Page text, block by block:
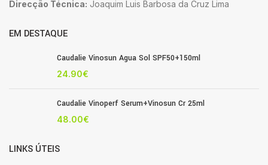
Direcção Técnica: Joaquim Luis Barbosa da Cruz Lima
EM DESTAQUE
Caudalie Vinosun Agua Sol SPF50+150ml
24.90€
Caudalie Vinoperf Serum+Vinosun Cr 25ml
48.00€
LINKS ÚTEIS